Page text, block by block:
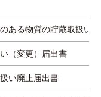
ある物質の貯蔵取扱い(
（変更）届出書
い廃止届出書